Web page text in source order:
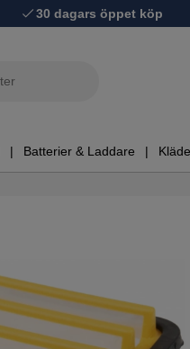
30 dagars öppet köp
Batterier & Laddare